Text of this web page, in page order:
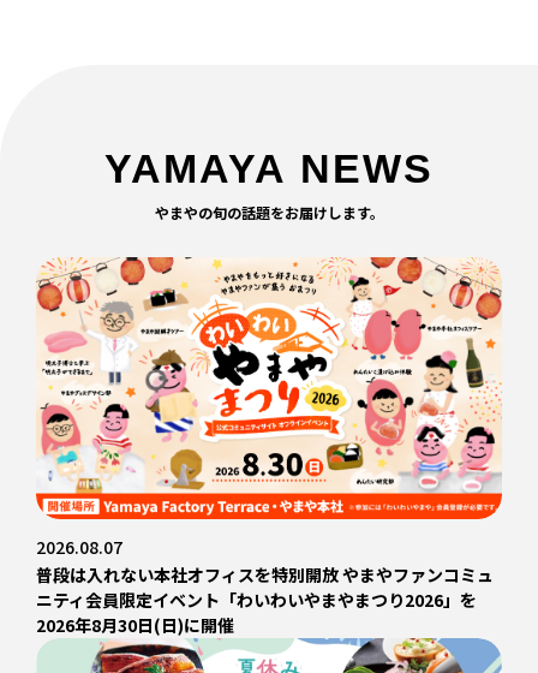
YAMAYA NEWS
やまやの旬の話題をお届けします。
2026.08.07
普段は入れない本社オフィスを特別開放 やまやファンコミュ
ニティ会員限定イベント「わいわいやまやまつり2026」を
2026年8月30日(日)に開催